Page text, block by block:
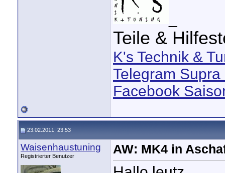
Teile &
K's Technik &
Telegram
Facebook
23.02.2011, 23:53
Waisenhaustuning
Registrierter Benutzer AW: MK4 in